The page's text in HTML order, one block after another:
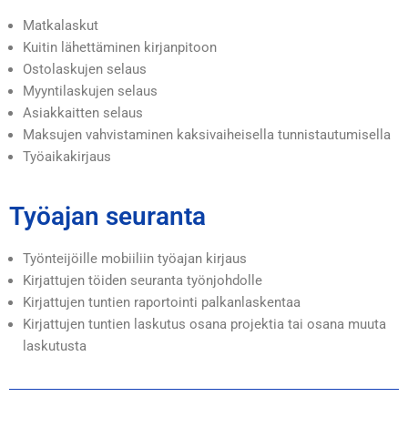
Matkalaskut
Kuitin lähettäminen kirjanpitoon
Ostolaskujen selaus
Myyntilaskujen selaus
Asiakkaitten selaus
Maksujen vahvistaminen kaksivaiheisella tunnistautumisella
Työaikakirjaus
Työajan seuranta
Työnteijöille mobiiliin työajan kirjaus
Kirjattujen töiden seuranta työnjohdolle
Kirjattujen tuntien raportointi palkanlaskentaa
Kirjattujen tuntien laskutus osana projektia tai osana muuta
laskutusta